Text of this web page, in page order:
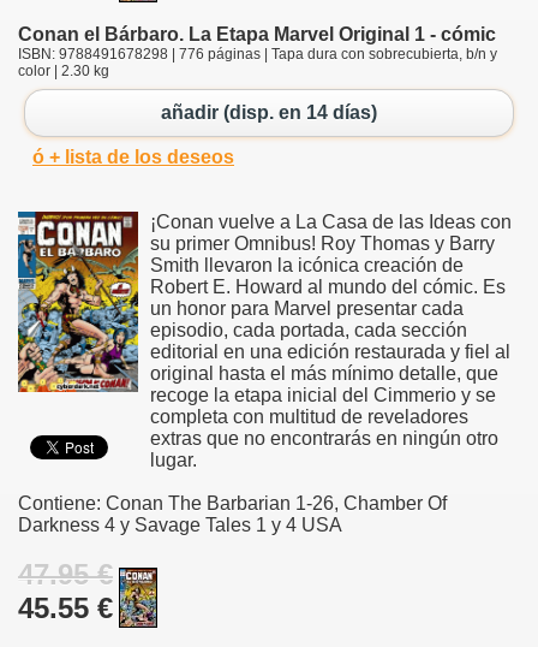
Conan el Bárbaro. La Etapa Marvel Original 1 - cómic
ISBN: 9788491678298 | 776 páginas | Tapa dura con sobrecubierta, b/n y
color | 2.30 kg
añadir (disp. en 14 días)
ó + lista de los deseos
¡Conan vuelve a La Casa de las Ideas con
su primer Omnibus! Roy Thomas y Barry
Smith llevaron la icónica creación de
Robert E. Howard al mundo del cómic. Es
un honor para Marvel presentar cada
episodio, cada portada, cada sección
editorial en una edición restaurada y fiel al
original hasta el más mínimo detalle, que
recoge la etapa inicial del Cimmerio y se
completa con multitud de reveladores
extras que no encontrarás en ningún otro
lugar.
Contiene: Conan The Barbarian 1-26, Chamber Of
Darkness 4 y Savage Tales 1 y 4 USA
47.95 €
45.55 €